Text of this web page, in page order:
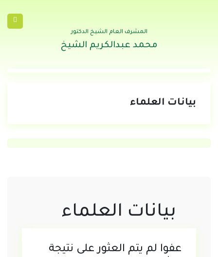
المشرف العام الشيخ الدكتور
محمد عبدالكريم الشيخ
بيانات العلماء
بيانات العلماء
عفوا لم يتم العثور على نتيجة